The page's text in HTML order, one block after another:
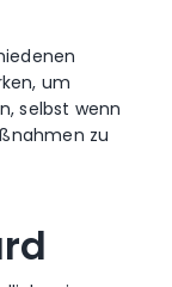
um
selbst wenn
zu